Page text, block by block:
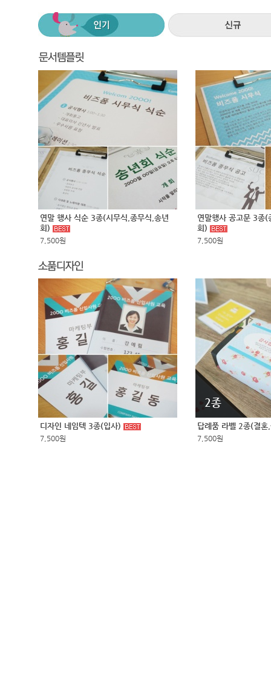
연말 행사 식순 3종(시무식,종무식,송년
회)
7,500원
연말행사 공고문 3종(
회)
7,500원
디자인 네임텍 3종(입사)
7,500원
2종
답례품 라벨 2종(결
7,500원